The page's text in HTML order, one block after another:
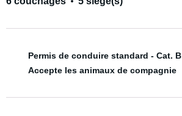
Permis de conduire standard - Cat. B
Accepte les animaux de compagnie